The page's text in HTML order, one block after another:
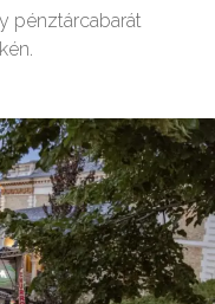
pénztárcabarát